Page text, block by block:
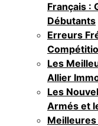
Français :
Débutants
Erreurs
Les
Allier
Les
Armés et